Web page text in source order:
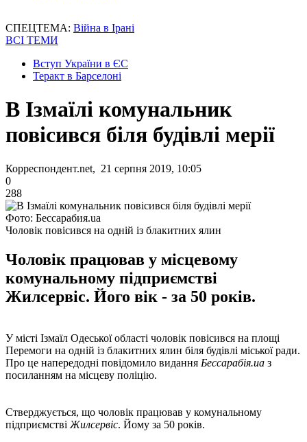
СПЕЦТЕМА: Війна в Ірані
ВСІ ТЕМИ
Вступ України в ЄС
Теракт в Барселоні
В Ізмаїлі комунальник
повісився біля будівлі мерії
Корреспондент.net, 21 серпня 2019, 10:05
0
288
Фото: Бессарабия.ua
Чоловік повісився на одній із блакитних ялин
Чоловік працював у місцевому
комунальному підприємстві
Жилсервіс. Його вік - за 50 років.
У місті Ізмаїл Одеської області чоловік повісився на площі
Перемоги на одній із блакитних ялин біля будівлі міської ради.
Про це напередодні повідомило видання Бессарабія.ua з
посиланням на місцеву поліцію.
Стверджується, що чоловік працював у комунальному
підприємстві Жилсервіс. Йому за 50 років.